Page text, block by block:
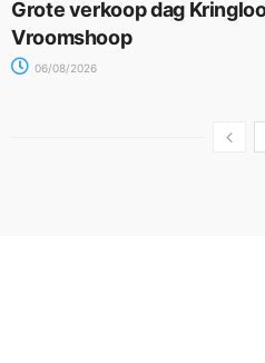
Grote verkoop dag
Vroomshoop
06/08/2026